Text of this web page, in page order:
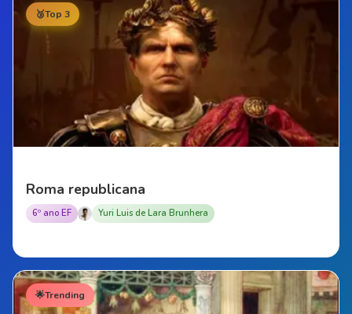
🥉Top 3
Roma republicana
6º ano EF Yuri Luis de Lara Brunhera
🌟Trending